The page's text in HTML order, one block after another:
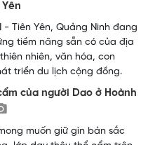
- Tiên Yên, Quảng Ninh đang
tiềm năng sẵn có của địa
nhiên, văn hóa, con
triển du lịch cộng đồng.
của người Dao ở Hoành
muốn giữ gìn bản sắc